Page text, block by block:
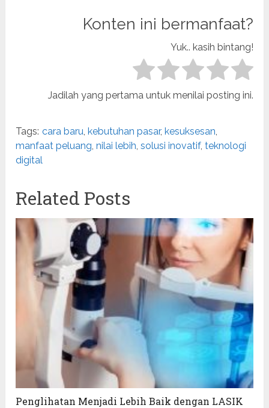
Konten ini bermanfaat?
Yuk.. kasih bintang!
Jadilah yang pertama untuk menilai posting ini.
Tags: cara baru, kebutuhan pasar, kesuksesan,
manfaat peluang,nilai lebih,solusi inovatif,teknologi
digital
Related Posts
Penglihatan Menjadi Lebih Baik dengan LASIK